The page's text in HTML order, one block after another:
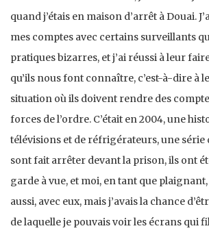
quand j’étais en maison d’arrêt à Douai.
mes comptes avec certains surveillants
pratiques bizarres, et j’ai réussi à leur
qu’ils nous font connaître, c’est-à-dire à
situation où ils doivent rendre des
forces de l’ordre. C’était en 2004, une
télévisions et de réfrigérateurs, une série
sont fait arrêter devant la prison, ils ont
garde à vue, et moi, en tant que
aussi, avec eux, mais j’avais la chance
de laquelle je pouvais voir les écrans qui